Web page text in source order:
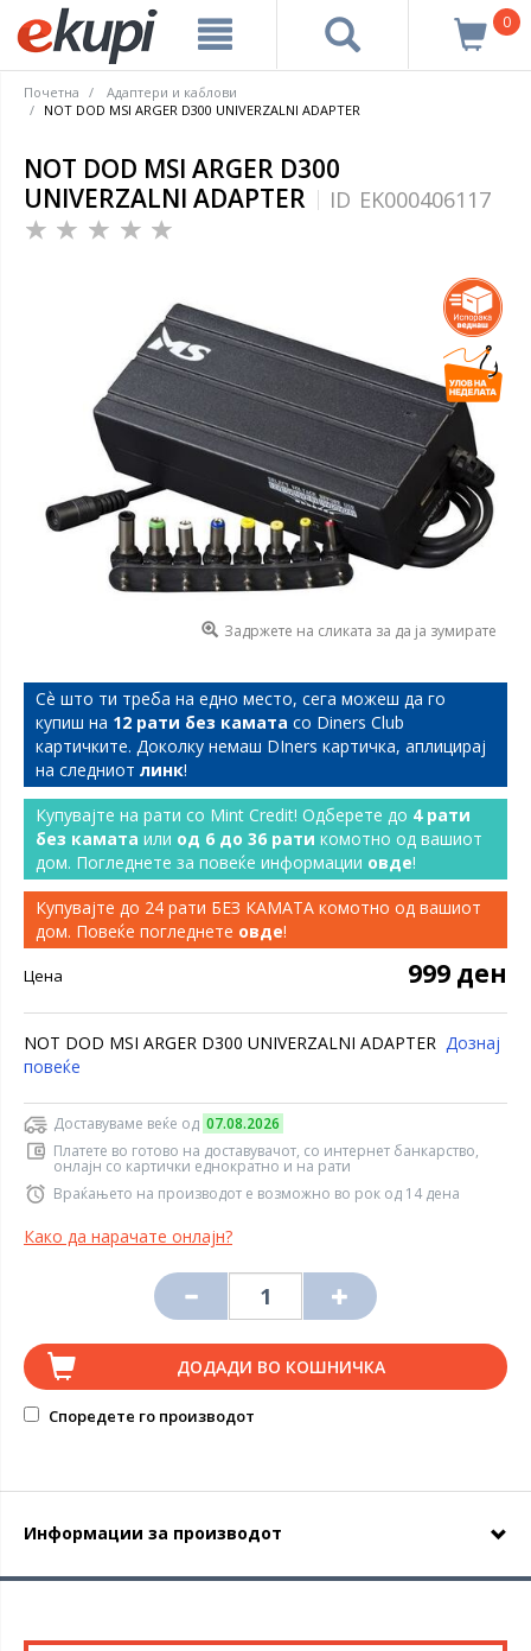
0
Почетна
Адаптери и каблови
NOT DOD MSI ARGER D300 UNIVERZALNI ADAPTER
NOT DOD MSI ARGER D300
UNIVERZALNI ADAPTER
ID EK000406117
Задржете на сликата за да ја зумирате
Сѐ што ти треба на едно место, сега можеш да го
купиш на 12 рати без камата со Diners Club
картичките. Доколку немаш DIners картичка, аплицирај
на следниот линк!
Купувајте на рати со Mint Credit! Одберете до 4 рати
без камата или од 6 до 36 рати комотно од вашиот
дом. Погледнете за повеќе информации овде!
Купувајте до 24 рати БЕЗ КАМАТА комотно од вашиот
дом. Повеќе погледнете овде!
Цена 999 ден
NOT DOD MSI ARGER D300 UNIVERZALNI ADAPTER Дознај
повеќе
Доставуваме веќе од 07.08.2026
Платете во готово на доставувачот, со интернет банкарство,
онлајн со картички еднократно и на рати
Враќањето на производот е возможно во рок од 14 дена
Како да нарачате онлајн?
ДОДАДИ ВО КОШНИЧКА
Споредете го производот
Информации за производот